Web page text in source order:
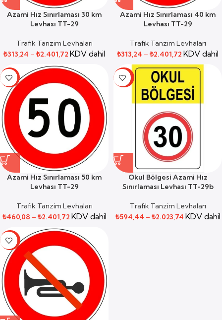
Azami Hız Sınırlaması 30 km
Levhası TT-29
Trafik Tanzim Levhaları
₺313,24 – ₺2.401,72 KDV dahil
Azami Hız Sınırlaması 40 km
Levhası TT-29
Trafik Tanzim Levhaları
₺313,24 – ₺2.401,72 KDV dahil
-19%
Azami Hız Sınırlaması 50 km
Levhası TT-29
Trafik Tanzim Levhaları
₺460,08 – ₺2.401,72 KDV dahil
-45%
Okul Bölgesi Azami Hız
Sınırlaması Levhası TT-29b
Trafik Tanzim Levhaları
₺594,44 – ₺2.023,74 KDV dahil
-59%